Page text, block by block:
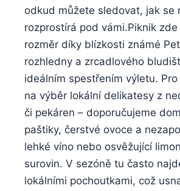
odkud můžete‌ sledovat, jak ‌se
rozprostírá pod⁤ vámi.Piknik
rozměr díky blízkosti známé
rozhledny a zrcadlového​
⁢ideálním spestřením výletu.
na výběr lokální delikatesy z‌
či ⁣pekáren‍ – doporučujeme
paštiky, čerstvé‌ ovoce ⁣a
lehké víno nebo⁢ osvěžující⁢
surovin. V sezóně tu často
lokálními pochoutkami,⁢ což‌